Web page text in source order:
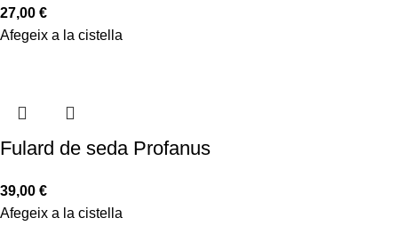
27,00 €
Afegeix a la cistella
Fulard de seda Profanus
39,00 €
Afegeix a la cistella